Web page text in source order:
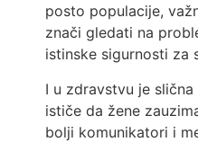
posto populacije,
znači gledati na
istinske sigurnosti za
I u zdravstvu je
ističe da žene
bolji komunikatori i